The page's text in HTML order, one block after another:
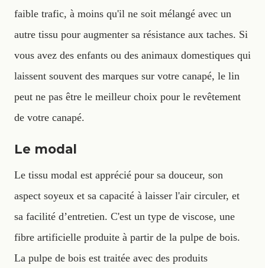
faible trafic, à moins qu'il ne soit mélangé avec un
autre tissu pour augmenter sa résistance aux taches. Si
vous avez des enfants ou des animaux domestiques qui
laissent souvent des marques sur votre canapé, le lin
peut ne pas être le meilleur choix pour le revêtement
de votre canapé.
Le modal
Le tissu modal est apprécié pour sa douceur, son
aspect soyeux et sa capacité à laisser l'air circuler, et
sa facilité d’entretien. C'est un type de viscose, une
fibre artificielle produite à partir de la pulpe de bois.
La pulpe de bois est traitée avec des produits